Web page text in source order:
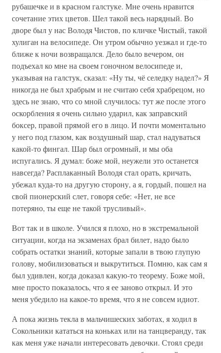
рубашечке и в красном галстуке. Мне очень нравится
сочетание этих цветов. Шел такой весь нарядный. Во
дворе был у нас Володя Чистов, по кличке Чистый, такой
хулиган на велосипеде. Он утром обычно уезжал и где-то
ближе к ночи возвращался. Дело было вечером, он
подъехал ко мне на своем гоночном велосипеде и,
указывая на галстук, сказал: «Ну ты, чё селедку надел?» Я
никогда не был храбрым и не считаю себя храбрецом, но
здесь не знаю, что со мной случилось: тут же после этого
оскорбления я очень сильно ударил, как заправский
боксер, правой прямой его в лицо. И почти моментально
у него под глазом, как воздушный шар, стал надуваться
какой-то фингал. Шар был огромный, и мы оба
испугались. Я думал: боже мой, неужели это останется
навсегда? Расплаканный Володя стал орать, кричать,
убежал куда-то на другую сторону, а я, гордый, пошел на
свой пионерский слет, говоря себе: «Нет, не все
потеряно, ты еще не такой трусливый».
Вот так и в школе. Учился я плохо, но в экстремальной
ситуации, когда на экзаменах брал билет, надо было
собрать остатки знаний, которые запали в твою глупую
голову, мобилизоваться и выкрутиться. Помню, как сам я
был удивлен, когда доказал какую-то теорему. Боже мой,
мне просто показалось, что я ее заново открыл. И это
меня убедило на какое-то время, что я не совсем идиот.
А пока жизнь текла в мальчишеских заботах, я ходил в
Сокольники кататься на коньках или на танцверанду, так
как меня уже начали интересовать девочки. Стоял среди